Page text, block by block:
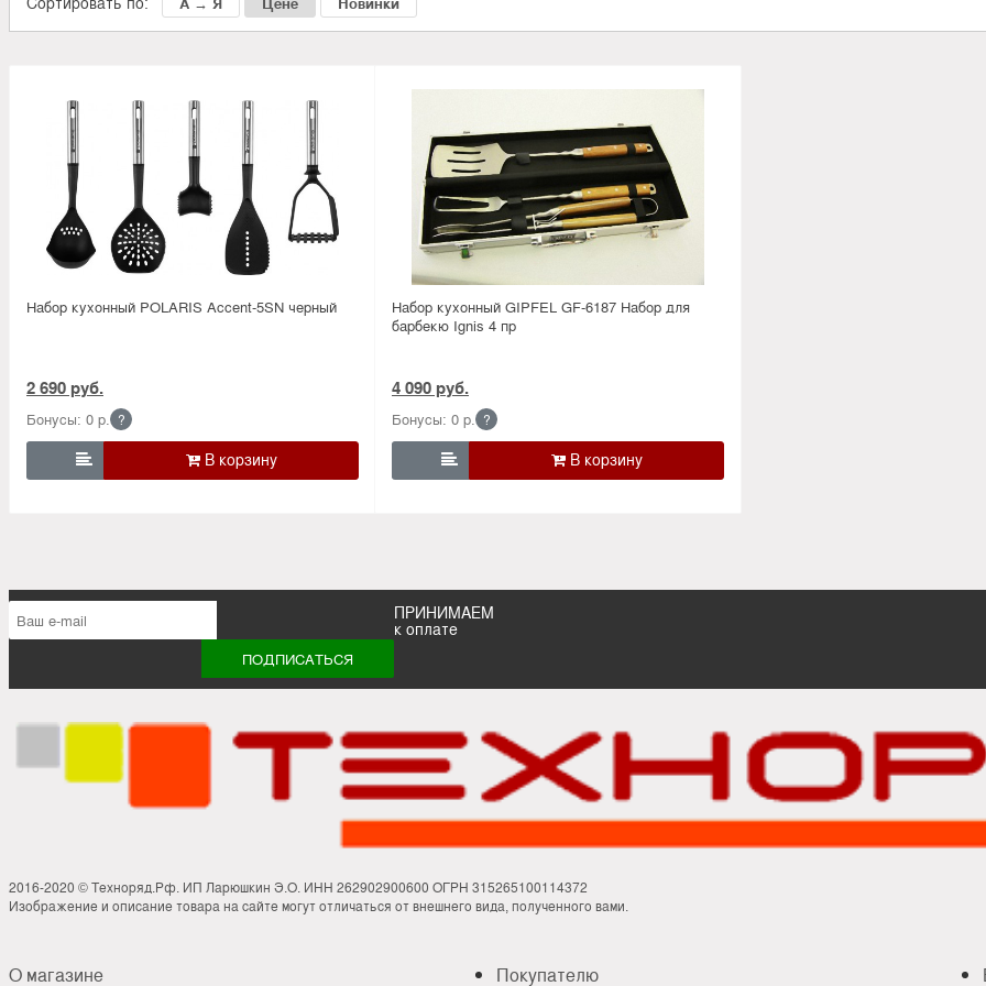
Набор кухонный POLARIS Accent-5SN черный
2 690 руб.
Бонусы: 0 р. ?

Набор кухонный GIPFEL GF-6187 Набор для
барбекю Ignis 4 пр
4 090 руб.
Бонусы: 0 р. ?

ПРИНИМАЕМ
к оплате
2016-2020 © Техноряд.Рф. ИП Ларюшкин Э.О. ИНН 262902900600 ОГРН 315265100114372
Изображение и описание товара на сайте могут отличаться от внешнего вида, полученного вами.
О магазине Покупателю